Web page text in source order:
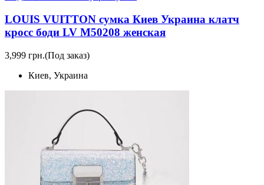
LOUIS VUITTON сумка Киев Украина клатч
кросс боди LV M50208 женская
3,999 грн.(Под заказ)
Киев, Украина